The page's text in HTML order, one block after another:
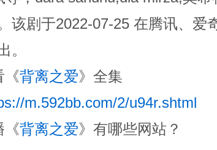
该剧于2022-07-25 在腾讯、爱
。
《背离之爱》全集
m.592bb.com/2/u94r.shtml
《背离之爱》有哪些网站？